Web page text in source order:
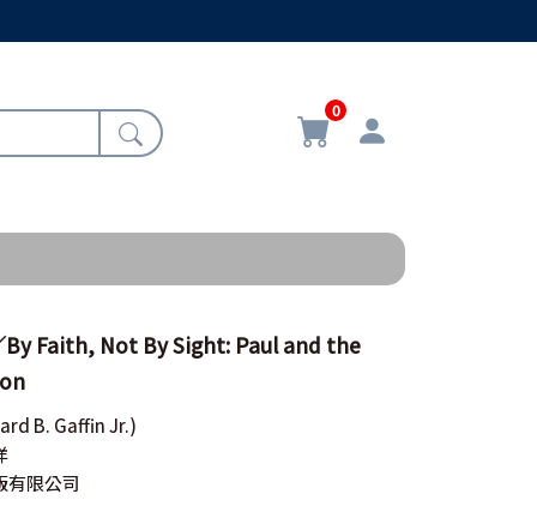
0
By Faith, Not By Sight: Paul and the
B. Gaffin Jr.)
有限公司